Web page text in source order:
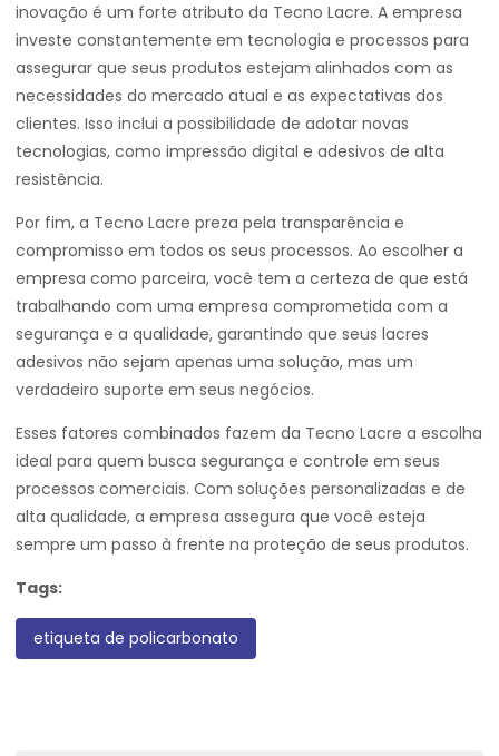
inovação é um forte atributo da Tecno Lacre. A empresa
investe constantemente em tecnologia e processos para
assegurar que seus produtos estejam alinhados com as
necessidades do mercado atual e as expectativas dos
clientes. Isso inclui a possibilidade de adotar novas
tecnologias, como impressão digital e adesivos de alta
resistência.
Por fim, a Tecno Lacre preza pela transparência e
compromisso em todos os seus processos. Ao escolher a
empresa como parceira, você tem a certeza de que está
trabalhando com uma empresa comprometida com a
segurança e a qualidade, garantindo que seus lacres
adesivos não sejam apenas uma solução, mas um
verdadeiro suporte em seus negócios.
Esses fatores combinados fazem da Tecno Lacre a escolha
ideal para quem busca segurança e controle em seus
processos comerciais. Com soluções personalizadas e de
alta qualidade, a empresa assegura que você esteja
sempre um passo à frente na proteção de seus produtos.
Tags:
etiqueta de policarbonato